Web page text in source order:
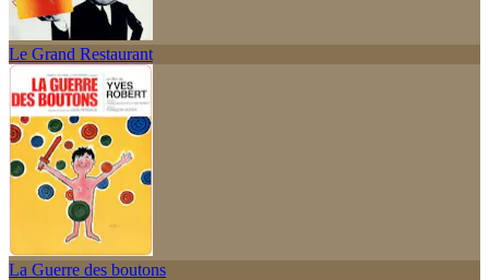
Le Grand Restaurant
La Guerre des boutons